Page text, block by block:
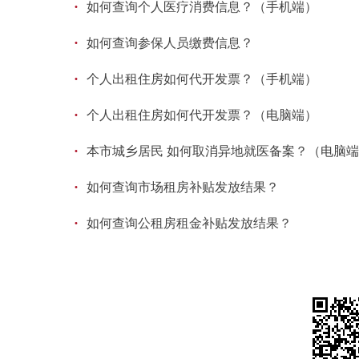
· 如何查询个人医疗消费信息？（手机端）
· 如何查询参保人员缴费信息？
· 个人出租住房如何代开发票？（手机端）
· 个人出租住房如何代开发票？（电脑端）
· 本市城乡居民 如何取消异地就医备案？（电脑
· 如何查询市场租房补贴发放结果？
· 如何查询公租房租金补贴发放结果？